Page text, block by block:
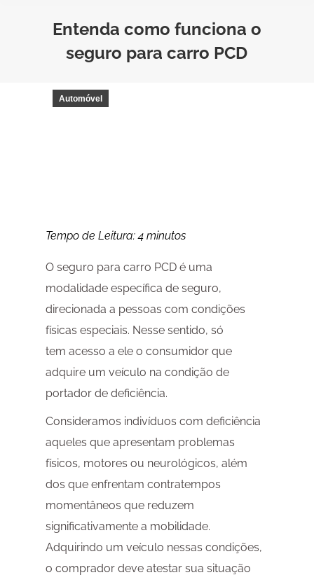
Entenda como funciona o
seguro para carro PCD
Automóvel
Tempo de Leitura:4 minutos
O seguro para carro PCD é uma
modalidade específica de seguro,
direcionada a pessoas com condições
físicas especiais. Nesse sentido, só
tem acesso a ele o consumidor que
adquire um veículo na condição de
portador de deficiência.
Consideramos indivíduos com deficiência
aqueles que apresentam problemas
físicos, motores ou neurológicos, além
dos que enfrentam contratempos
momentâneos que reduzem
significativamente a mobilidade.
Adquirindo um veículo nessas condições,
o comprador deve atestar sua situação